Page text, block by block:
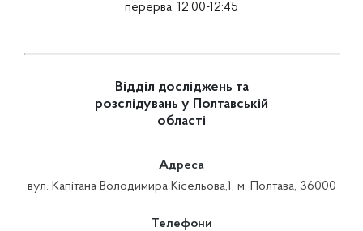
перерва: 12:00-12:45
Відділ досліджень та
розслідувань у Полтавській
області
Адреса
вул. Капітана Володимира Кісельова,1, м. Полтава, 36000
Телефони